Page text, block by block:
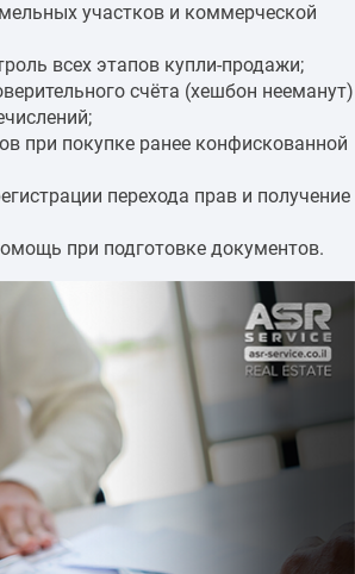
участков и коммерческой
всех этапов купли-продажи;
счёта (хешбон нееманут)
при покупке ранее конфискованной
перехода прав и получение
при подготовке документов.